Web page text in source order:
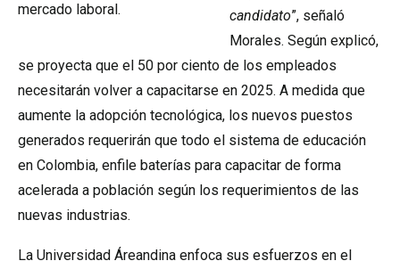
mercado laboral.
candidato”, señaló
Morales. Según explicó,
se proyecta que el 50 por ciento de los empleados
necesitarán volver a capacitarse en 2025. A medida que
aumente la adopción tecnológica, los nuevos puestos
generados requerirán que todo el sistema de educación
en Colombia, enfile baterías para capacitar de forma
acelerada a población según los requerimientos de las
nuevas industrias.
La Universidad Áreandina enfoca sus esfuerzos en el